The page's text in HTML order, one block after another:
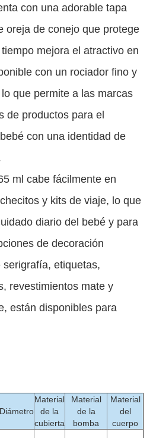
con una adorable tapa
oreja de conejo que protege
mejora el atractivo en
con un rociador fino y
que permite a las marcas
de productos para el
con una identidad de
ml cabe fácilmente en
y kits de viaje, lo que
diario del bebé y para
de decoración
etiquetas,
revestimientos mate y
están disponibles para
Diámetro
Material
de la
cubierta
Material
de la
bomba
Material
del
cuerpo